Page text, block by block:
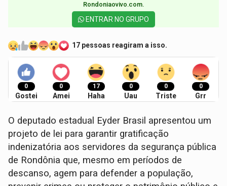
Rondoniaovivo.com.​
ENTRAR NO GRUPO
17 pessoas reagiram a isso.
0
Gostei
0
Amei
17
Haha
0
Uau
0
Triste
0
Grr
O deputado estadual Eyder Brasil apresentou um
projeto de lei para garantir gratificação
indenizatória aos servidores da segurança pública
de Rondônia que, mesmo em períodos de
descanso, agem para defender a população,